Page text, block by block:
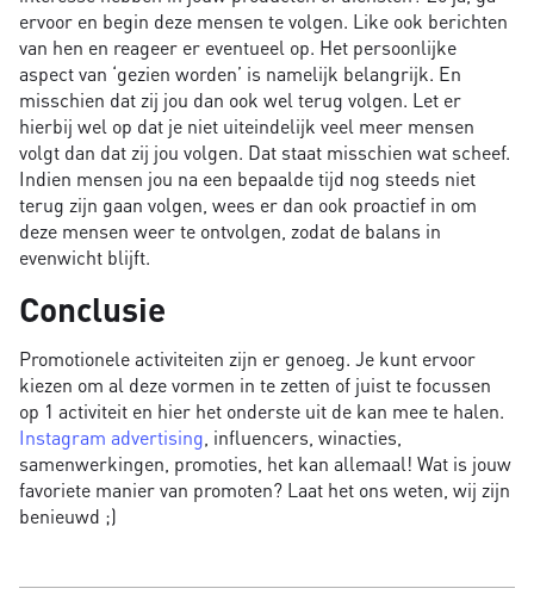
ervoor en begin deze mensen te volgen. Like ook berichten
van hen en reageer er eventueel op. Het persoonlijke
aspect van ‘gezien worden’ is namelijk belangrijk. En
misschien dat zij jou dan ook wel terug volgen. Let er
hierbij wel op dat je niet uiteindelijk veel meer mensen
volgt dan dat zij jou volgen. Dat staat misschien wat scheef.
Indien mensen jou na een bepaalde tijd nog steeds niet
terug zijn gaan volgen, wees er dan ook proactief in om
deze mensen weer te ontvolgen, zodat de balans in
evenwicht blijft.
Conclusie
Promotionele activiteiten zijn er genoeg. Je kunt ervoor
kiezen om al deze vormen in te zetten of juist te focussen
op 1 activiteit en hier het onderste uit de kan mee te halen.
Instagram advertising , influencers, winacties,
samenwerkingen, promoties, het kan allemaal! Wat is jouw
favoriete manier van promoten? Laat het ons weten, wij zijn
benieuwd ;)